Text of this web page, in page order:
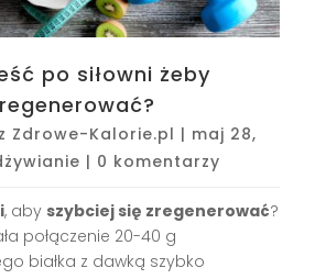
po siłowni żeby
Zdrowe-Kalorie.pl | maj 28,
| 0 komentarzy
, aby szybciej się zregenerować?
połączenie 20-40 g
białka z dawką szybko